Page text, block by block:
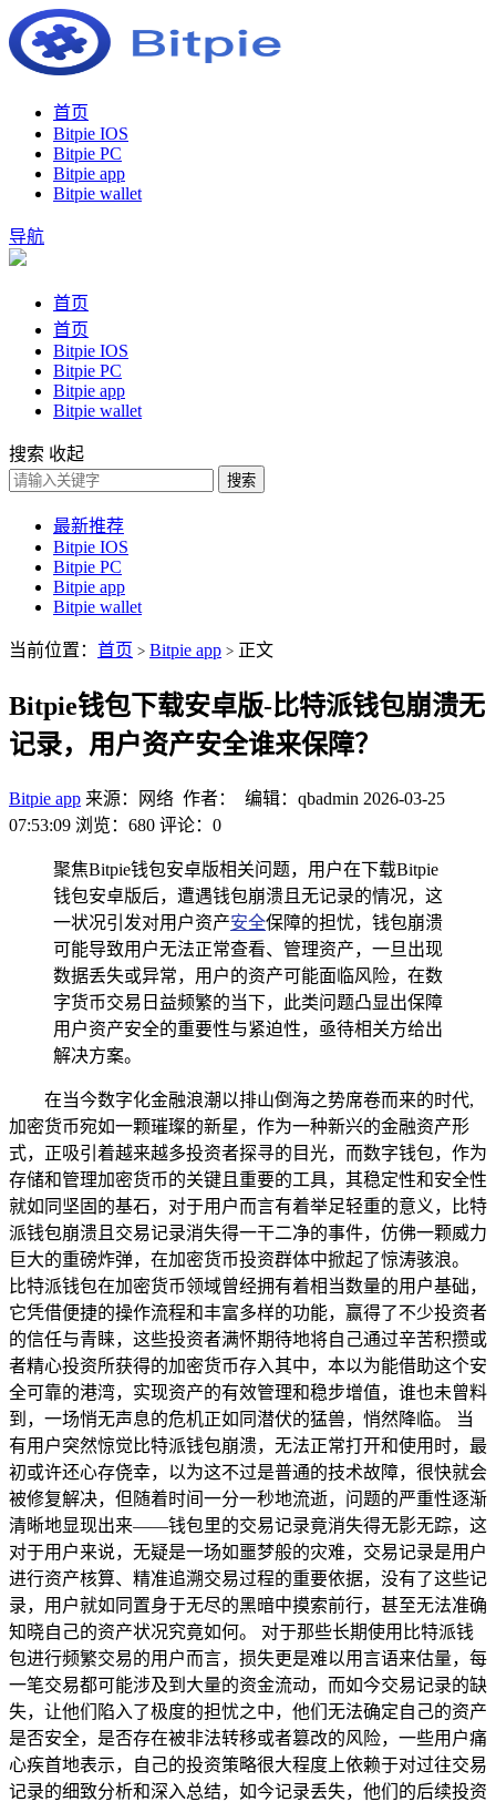
首页
Bitpie IOS
Bitpie PC
Bitpie app
Bitpie wallet
导航
首页
首页
Bitpie IOS
Bitpie PC
Bitpie app
Bitpie wallet
搜索 收起
搜索
最新推荐
Bitpie IOS
Bitpie PC
Bitpie app
Bitpie wallet
当前位置： 首页 > Bitpie app > 正文
Bitpie钱包下载安卓版-比特派钱包崩溃无
记录，用户资产安全谁来保障？
Bitpie app 来源：网络 作者： 编辑：qbadmin 2026-03-25
07:53:09 浏览：680 评论：0
聚焦Bitpie钱包安卓版相关问题，用户在下载Bitpie
钱包安卓版后，遭遇钱包崩溃且无记录的情况，这
一状况引发对用户资产安全保障的担忧，钱包崩溃
可能导致用户无法正常查看、管理资产，一旦出现
数据丢失或异常，用户的资产可能面临风险，在数
字货币交易日益频繁的当下，此类问题凸显出保障
用户资产安全的重要性与紧迫性，亟待相关方给出
解决方案。
在当今数字化金融浪潮以排山倒海之势席卷而来的时代,
加密货币宛如一颗璀璨的新星，作为一种新兴的金融资产形
式，正吸引着越来越多投资者探寻的目光，而数字钱包，作为
存储和管理加密货币的关键且重要的工具，其稳定性和安全性
就如同坚固的基石，对于用户而言有着举足轻重的意义，比特
派钱包崩溃且交易记录消失得一干二净的事件，仿佛一颗威力
巨大的重磅炸弹，在加密货币投资群体中掀起了惊涛骇浪。
比特派钱包在加密货币领域曾经拥有着相当数量的用户基础，
它凭借便捷的操作流程和丰富多样的功能，赢得了不少投资者
的信任与青睐，这些投资者满怀期待地将自己通过辛苦积攒或
者精心投资所获得的加密货币存入其中，本以为能借助这个安
全可靠的港湾，实现资产的有效管理和稳步增值，谁也未曾料
到，一场悄无声息的危机正如同潜伏的猛兽，悄然降临。 当
有用户突然惊觉比特派钱包崩溃，无法正常打开和使用时，最
初或许还心存侥幸，以为这不过是普通的技术故障，很快就会
被修复解决，但随着时间一分一秒地流逝，问题的严重性逐渐
清晰地显现出来——钱包里的交易记录竟消失得无影无踪，这
对于用户来说，无疑是一场如噩梦般的灾难，交易记录是用户
进行资产核算、精准追溯交易过程的重要依据，没有了这些记
录，用户就如同置身于无尽的黑暗中摸索前行，甚至无法准确
知晓自己的资产状况究竟如何。 对于那些长期使用比特派钱
包进行频繁交易的用户而言，损失更是难以用言语来估量，每
一笔交易都可能涉及到大量的资金流动，而如今交易记录的缺
失，让他们陷入了极度的担忧之中，他们无法确定自己的资产
是否安全，是否存在被非法转移或者篡改的风险，一些用户痛
心疾首地表示，自己的投资策略很大程度上依赖于对过往交易
记录的细致分析和深入总结，如今记录丢失，他们的后续投资